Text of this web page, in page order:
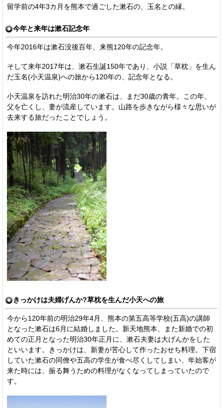
留学前の4年3カ月を熊本で過ごした漱石の、玉名との縁。
今年と来年は漱石記念年
今年2016年は漱石没後百年、来熊120年の記念年。
そして来年2017年は、漱石生誕150年であり、小説「草枕」を生ん
だ玉名(小天温泉)への旅から120年の、記念年となる。
小天温泉を訪れた明治30年の漱石は、まだ30歳の青年。この年、
父を亡くし、妻が流産しています。山路を歩きながら様々な思いが
去来する旅だったことでしょう。
きっかけは夫婦げんか?草枕を生んだ小天への旅
今から120年前の明治29年4月、熊本の第五高等学校(五高)の講師
となった漱石は6月に結婚しました。新天地熊本、また新婚での初
めての正月となった明治30年正月に、漱石夫妻は大げんかをした
といいます。きっかけは、新妻が苦心して作ったおせち料理。下宿
していた漱石の同僚や五高の学生が食べ尽くしてしまい、年始客が
来た時には、振る舞うための料理がなくなってしまっていたので
す。